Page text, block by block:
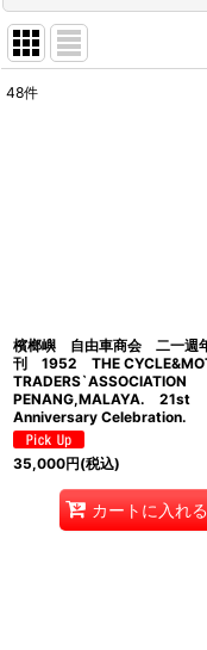
48件
檳榔嶼 自由車商会 二一週
刊 1952 THE
TRADERS`ASSOCIATION
PENANG,MALAYA. 21st
Anniversary Celebration.
35,000円(税込)
カートに入れる